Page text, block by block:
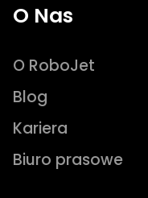
O Nas
O RoboJet
Blog
Kariera
Biuro prasowe